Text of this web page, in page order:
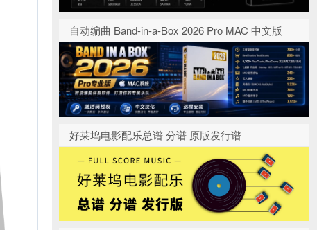
自动编曲 Band-in-a-Box 2026 Pro MAC 中文版
好莱坞电影配乐总谱 分谱 原版发行谱